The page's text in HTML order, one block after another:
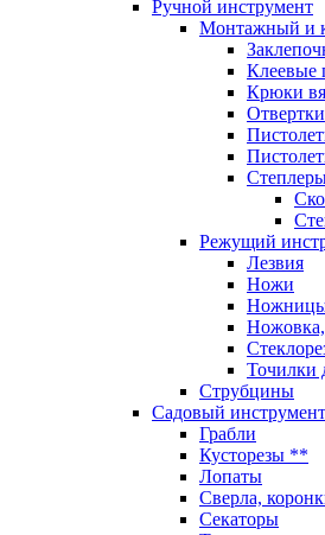
Ручной инструмент
Монтажный и
Клеевые
Крюки
Отвертки
Режущий
Лезвия
Ножи
Точилки
Струбцины
Садовый инструмент
Грабли
Кусторезы **
Лопаты
Сверла,
Секаторы